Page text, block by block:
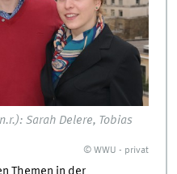
Sarah Delere, Tobias
© WWU - privat